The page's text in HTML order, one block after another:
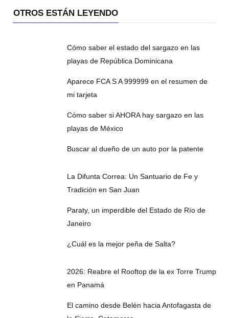
OTROS ESTÁN LEYENDO
Cómo saber el estado del sargazo en las
playas de República Dominicana
Aparece FCA S A 999999 en el resumen de
mi tarjeta
Cómo saber si AHORA hay sargazo en las
playas de México
Buscar al dueño de un auto por la patente
La Difunta Correa: Un Santuario de Fe y
Tradición en San Juan
Paraty, un imperdible del Estado de Río de
Janeiro
¿Cuál es la mejor peña de Salta?
2026: Reabre el Rooftop de la ex Torre Trump
en Panamá
El camino desde Belén hacia Antofagasta de